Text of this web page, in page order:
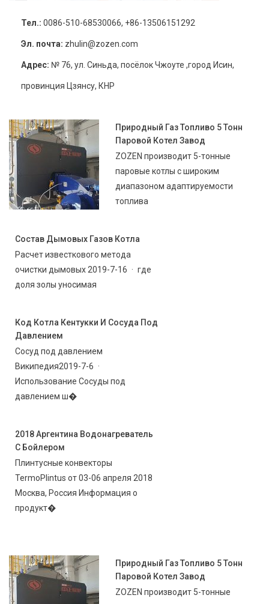
Тел.: 0086-510-68530066, +86-13506151292
Эл. почта: zhulin@zozen.com
Адрес: № 76, ул. Синьда, посёлок Чжоуте ,город Исин,
провинция Цзянсу, КНР
Природный Газ Топливо 5 Тонн
Паровой Котел Завод
ZOZEN производит 5-тонные
паровые котлы с широким
диапазоном адаптируемости
топлива
Состав Дымовых Газов Котла
Расчет известкового метода
очистки дымовых 2019-7-16 · где
доля золы уносимая
Код Котла Кентукки И Сосуда Под
Давлением
Сосуд под давлением
Википедия2019-7-6 ·
Использование Сосуды под
давлением ш�
2018 Аргентина Водонагреватель
С Бойлером
Плинтусные конвекторы
TermoPlintus от 03-06 апреля 2018
Москва, Россия Информация о
продукт�
Природный Газ Топливо 5 Тонн
Паровой Котел Завод
ZOZEN производит 5-тонные